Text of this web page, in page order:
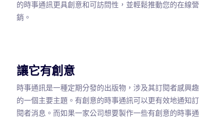
的時事通訊更具創意和可訪問性，並輕鬆推動您的在線營
銷。
讓它有創意
時事通訊是一種定期分發的出版物，涉及其訂閱者感興趣
的一個主要主題。有創意的時事通訊可以更有效地通知訂
閱者消息。而如果一家公司想要製作一些有創意的時事通